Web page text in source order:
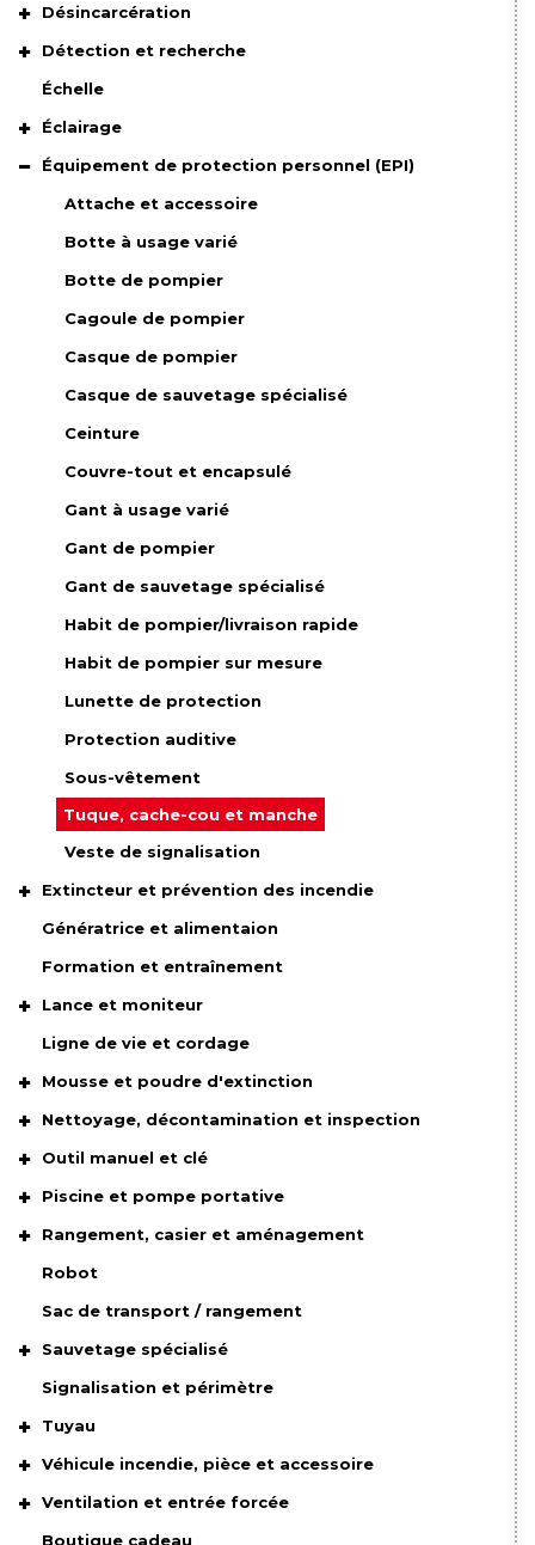
Désincarcération
Détection et recherche
Échelle
Éclairage
Équipement de protection personnel (EPI)
Attache et accessoire
Botte à usage varié
Botte de pompier
Cagoule de pompier
Casque de pompier
Casque de sauvetage spécialisé
Ceinture
Couvre-tout et encapsulé
Gant à usage varié
Gant de pompier
Gant de sauvetage spécialisé
Habit de pompier/livraison rapide
Habit de pompier sur mesure
Lunette de protection
Protection auditive
Sous-vêtement
Tuque, cache-cou et manche
Veste de signalisation
Extincteur et prévention des incendie
Génératrice et alimentaion
Formation et entraînement
Lance et moniteur
Ligne de vie et cordage
Mousse et poudre d'extinction
Nettoyage, décontamination et inspection
Outil manuel et clé
Piscine et pompe portative
Rangement, casier et aménagement
Robot
Sac de transport / rangement
Sauvetage spécialisé
Signalisation et périmètre
Tuyau
Véhicule incendie, pièce et accessoire
Ventilation et entrée forcée
Boutique cadeau